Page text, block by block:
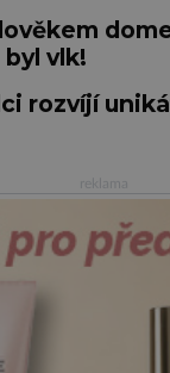
vlk!
rozvíjí